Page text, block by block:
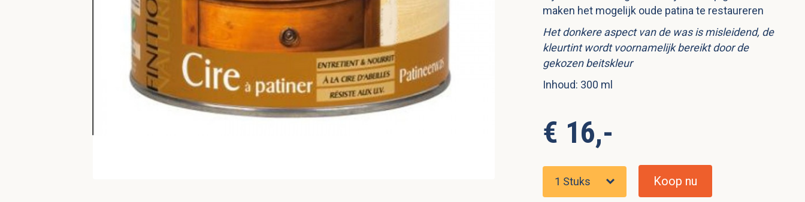
maken het mogelijk oude patina te restaureren
Het donkere aspect van de was is misleidend, de
kleurtint wordt voornamelijk bereikt door de
gekozen beitskleur
Inhoud: 300 ml
€ 16,-
Koop nu